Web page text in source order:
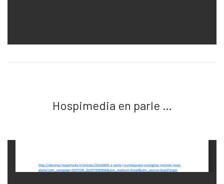
Hospimedia en parle …